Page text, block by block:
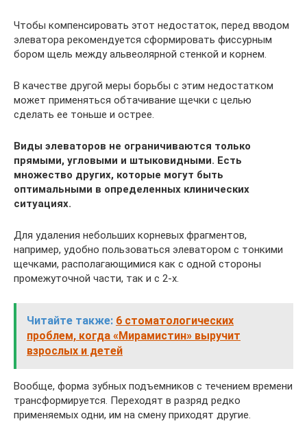
Чтобы компенсировать этот недостаток, перед вводом
элеватора рекомендуется сформировать фиссурным
бором щель между альвеолярной стенкой и корнем.
В качестве другой меры борьбы с этим недостатком
может применяться обтачивание щечки с целью
сделать ее тоньше и острее.
Виды элеваторов не ограничиваются только
прямыми, угловыми и штыковидными. Есть
множество других, которые могут быть
оптимальными в определенных клинических
ситуациях.
Для удаления небольших корневых фрагментов,
например, удобно пользоваться элеватором с тонкими
щечками, располагающимися как с одной стороны
промежуточной части, так и с 2-х.
Читайте также: 6 стоматологических
проблем, когда «Мирамистин» выручит
взрослых и детей
Вообще, форма зубных подъемников с течением времени
трансформируется. Переходят в разряд редко
применяемых одни, им на смену приходят другие.